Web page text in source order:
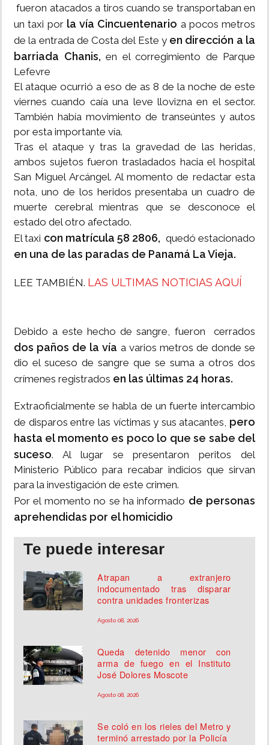
fueron atacados a tiros cuando se transportaban en
un taxi por la vía Cincuentenario a pocos metros
de la entrada de Costa del Este y en dirección a la
barriada Chanis, en el corregimiento de Parque
Lefevre
El ataque ocurrió a eso de as 8 de la noche de este
viernes cuando caía una leve llovizna en el sector.
También había movimiento de transeúntes y autos
por esta importante vía.
Tras el ataque y tras la gravedad de las heridas,
ambos sujetos fueron trasladados hacia el hospital
San Miguel Arcángel. Al momento de redactar esta
nota, uno de los heridos presentaba un cuadro de
muerte cerebral mientras que se desconoce el
estado del otro afectado.
El taxi con matrícula 58 2806, quedó estacionado
en una de las paradas de Panamá La Vieja.
LEE TAMBIÉN. LAS ULTIMAS NOTICIAS AQUÍ
Debido a este hecho de sangre, fueron cerrados
dos paños de la vía a varios metros de donde se
dio el suceso de sangre que se suma a otros dos
crímenes registrados en las últimas 24 horas.
Extraoficialmente se habla de un fuerte intercambio
de disparos entre las víctimas y sus atacantes, pero
hasta el momento es poco lo que se sabe del
suceso. Al lugar se presentaron peritos del
Ministerio Público para recabar indicios que sirvan
para la investigación de este crimen.
Por el momento no se ha informado de personas
aprehendidas por el homicidio
Te puede interesar
Atrapan a extranjero
indocumentado tras disparar
contra unidades fronterizas
Agosto 08, 2026
Queda detenido menor con
arma de fuego en el Instituto
José Dolores Moscote
Agosto 08, 2026
Se coló en los rieles del Metro y
terminó arrestado por la Policía